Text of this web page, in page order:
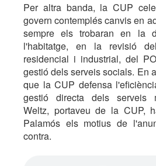
Per altra banda, la CUP
govern contemplés canvis en
sempre els trobaran en la
l'habitatge, en la revisió
residencial i industrial, del
gestió dels serveis socials. En
que la CUP defensa
gestió directa dels serveis
Weltz, portaveu de la CUP,
Palamós els motius de
contra.